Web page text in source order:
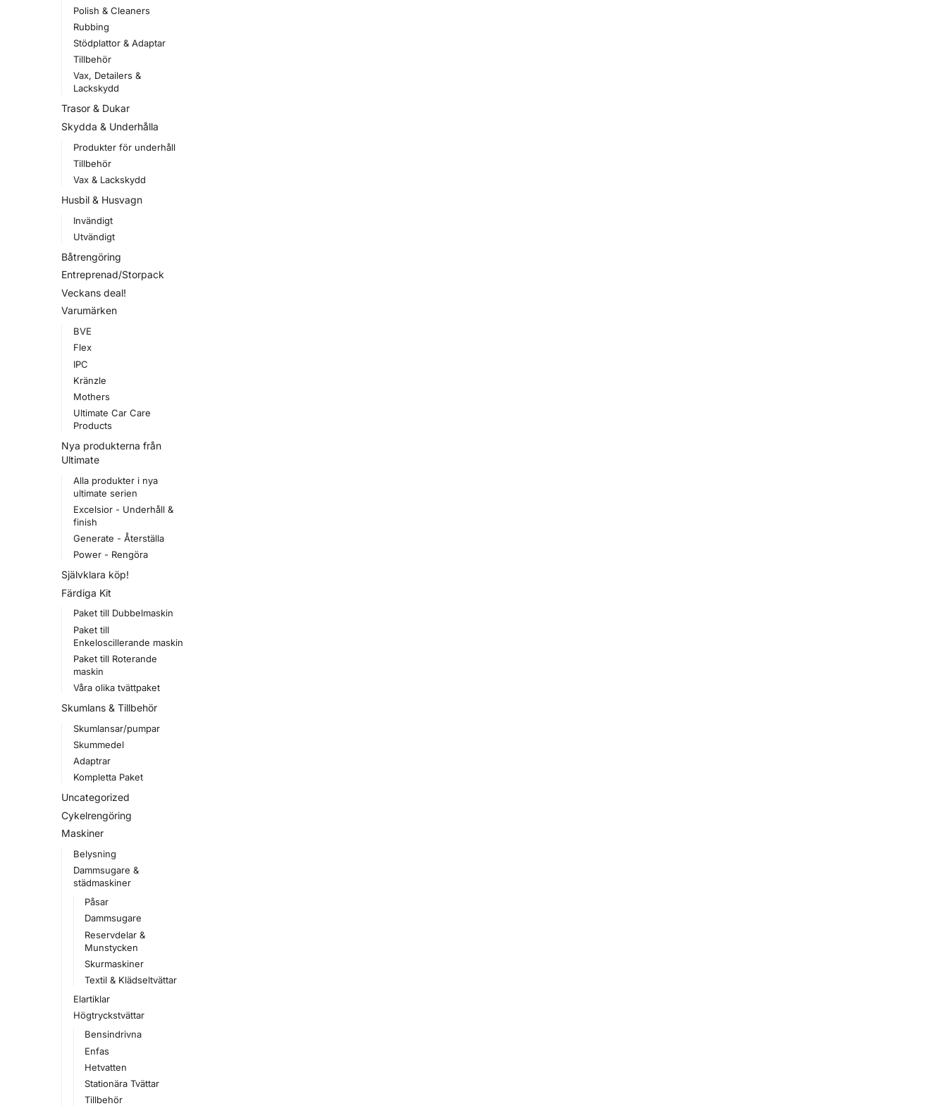
Polish & Cleaners
Rubbing
Stödplattor & Adaptar
Tillbehör
Vax, Detailers &
Lackskydd
Trasor & Dukar
Skydda & Underhålla
Produkter för underhåll
Tillbehör
Vax & Lackskydd
Husbil & Husvagn
Invändigt
Utvändigt
Båtrengöring
Entreprenad/Storpack
Veckans deal!
Varumärken
BVE
Flex
IPC
Kränzle
Mothers
Ultimate Car Care
Products
Nya produkterna från
Ultimate
Alla produkter i nya
ultimate serien
Excelsior - Underhåll &
finish
Generate - Återställa
Power - Rengöra
Självklara köp!
Färdiga Kit
Paket till Dubbelmaskin
Paket till
Enkeloscillerande maskin
Paket till Roterande
maskin
Våra olika tvättpaket
Skumlans & Tillbehör
Skumlansar/pumpar
Skummedel
Adaptrar
Kompletta Paket
Uncategorized
Cykelrengöring
Maskiner
Belysning
Dammsugare &
städmaskiner
Påsar
Dammsugare
Reservdelar &
Munstycken
Skurmaskiner
Textil & Klädseltvättar
Elartiklar
Högtryckstvättar
Bensindrivna
Enfas
Hetvatten
Stationära Tvättar
Tillbehör